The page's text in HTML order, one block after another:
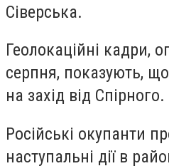
Сіверська.
Геолокаційні кадри,
серпня, показують,
на захід від Спірного.
Російські окупанти
наступальні дії в